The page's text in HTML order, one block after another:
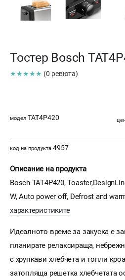
Тостер Bosch
★★★★★ (0 ревюта)
модел TAT4P420
код на продукта 4957
Описание на продукта
Bosch TAT4P420,
W, Auto power off, Defrost and
характеристиките
Идеалното време за закуска е
планирате релаксираща,
с хрупкави хлебчета и топли
затопляща решетка хлебчетата